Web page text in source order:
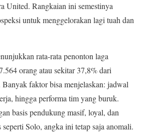
United. Rangkaian ini semestinya
untuk menggelorakan lagi tuah dan
rata-rata penonton laga
orang atau sekitar 37,8% dari
faktor bisa menjelaskan: jadwal
hingga performa tim yang buruk.
basis pendukung masif, loyal, dan
Solo, angka ini tetap saja anomali.